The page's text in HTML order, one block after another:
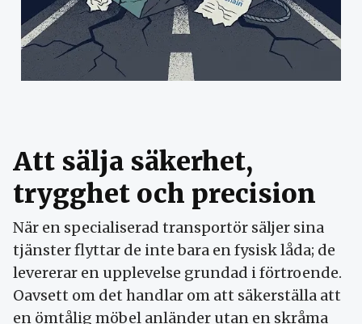
Att sälja säkerhet,
trygghet och precision
När en specialiserad transportör säljer sina
tjänster flyttar de inte bara en fysisk låda; de
levererar en upplevelse grundad i förtroende.
Oavsett om det handlar om att säkerställa att
en ömtålig möbel anländer utan en skråma